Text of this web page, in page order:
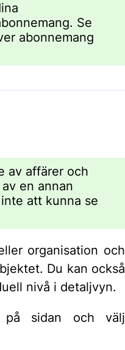
Se
abonnemang
av affärer och
en annan
att kunna se
organisation och
Du kan också
nivå i detaljvyn.
på sidan och välj